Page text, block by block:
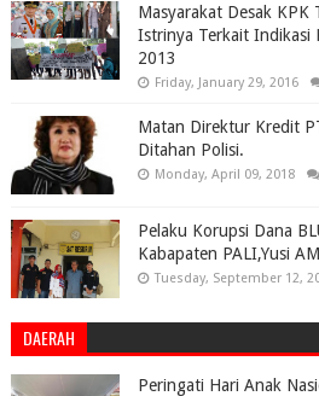
Masyarakat Desak KPK
Istrinya Terkait Indikasi
2013
Friday, January 29, 2016
Matan Direktur Kredit
Ditahan Polisi.
Monday, April 09, 2018
Pelaku Korupsi Dana
Kabapaten PALI,Yusi
Tuesday, September 12,
DAERAH
Peringati Hari Anak